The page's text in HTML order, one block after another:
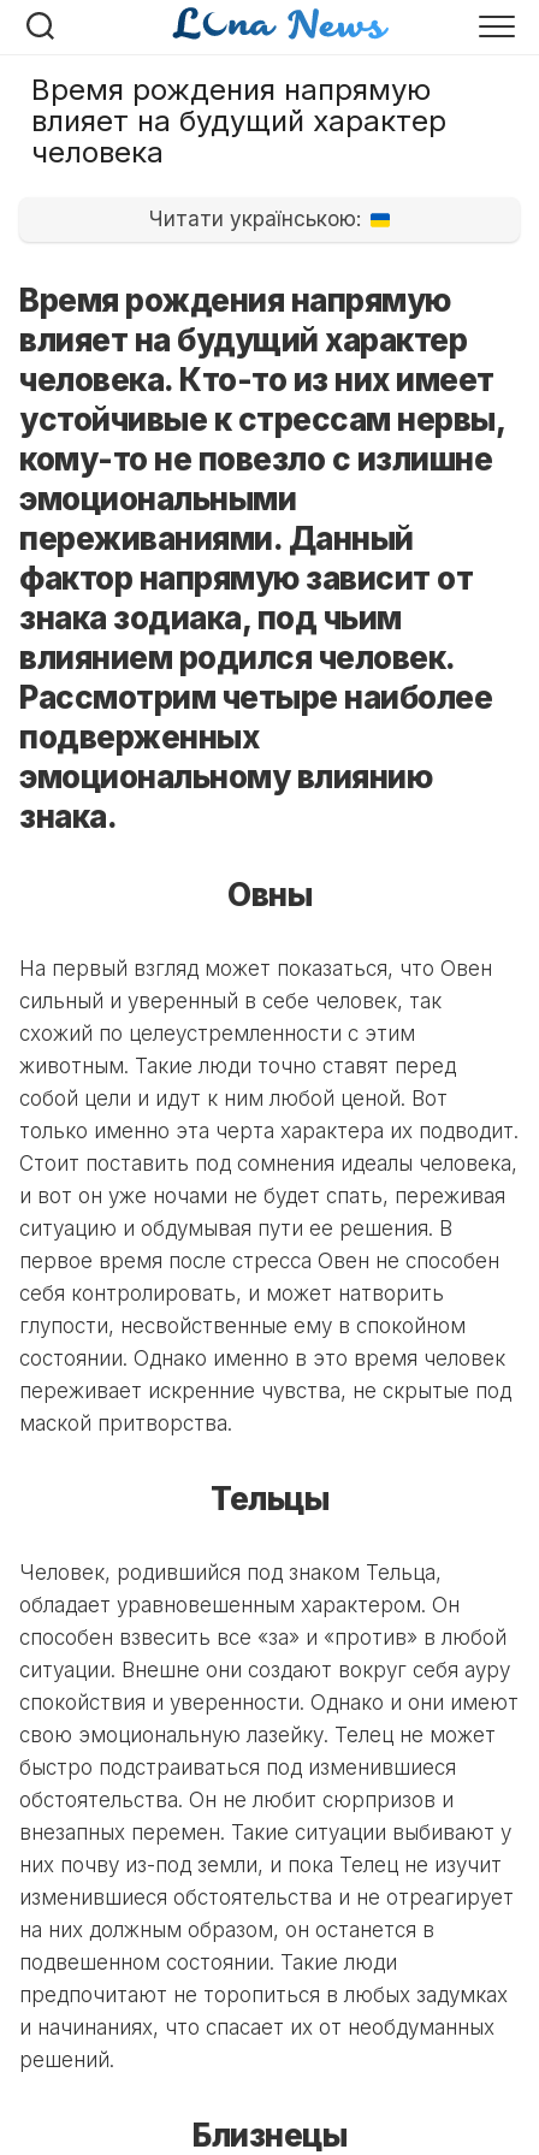
Перейти
Время рождения напрямую
влияет на будущий характер
человека
Читати українською:
Время рождения напрямую
влияет на будущий характер
человека. Кто-то из них имеет
устойчивые к стрессам нервы,
кому-то не повезло с излишне
эмоциональными
переживаниями. Данный
фактор напрямую зависит от
знака зодиака, под чьим
влиянием родился человек.
Рассмотрим четыре наиболее
подверженных
эмоциональному влиянию
знака.
Овны
На первый взгляд может показаться, что Овен
сильный и уверенный в себе человек, так
схожий по целеустремленности с этим
животным. Такие люди точно ставят перед
собой цели и идут к ним любой ценой. Вот
только именно эта черта характера их подводит.
Стоит поставить под сомнения идеалы человека,
и вот он уже ночами не будет спать, переживая
ситуацию и обдумывая пути ее решения. В
первое время после стресса Овен не способен
себя контролировать, и может натворить
глупости, несвойственные ему в спокойном
состоянии. Однако именно в это время человек
переживает искренние чувства, не скрытые под
маской притворства.
Тельцы
Человек, родившийся под знаком Тельца,
обладает уравновешенным характером. Он
способен взвесить все «за» и «против» в любой
ситуации. Внешне они создают вокруг себя ауру
спокойствия и уверенности. Однако и они имеют
свою эмоциональную лазейку. Телец не может
быстро подстраиваться под изменившиеся
обстоятельства. Он не любит сюрпризов и
внезапных перемен. Такие ситуации выбивают у
них почву из-под земли, и пока Телец не изучит
изменившиеся обстоятельства и не отреагирует
на них должным образом, он останется в
подвешенном состоянии. Такие люди
предпочитают не торопиться в любых задумках
и начинаниях, что спасает их от необдуманных
решений.
Близнецы